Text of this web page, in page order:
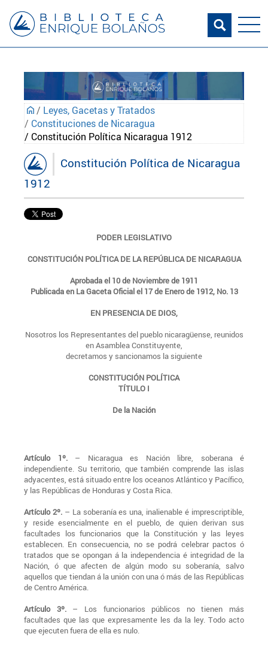
/ Leyes, Gacetas y Tratados
/ Constituciones de Nicaragua
/ Constitución Política Nicaragua 1912
Constitución Política de Nicaragua
1912
PODER LEGISLATIVO
CONSTITUCIÓN POLÍTICA DE LA REPÚBLICA DE NICARAGUA
Aprobada el 10 de Noviembre de 1911
Publicada en La Gaceta Oficial el 17 de Enero de 1912, No. 13
EN PRESENCIA DE DIOS,
Nosotros los Representantes del pueblo nicaragüense, reunidos
en Asamblea Constituyente,
decretamos y sancionamos la siguiente
CONSTITUCIÓN POLÍTICA
TÍTULO I
De la Nación
Artículo 1º.– Nicaragua es Nación libre, soberana é
independiente. Su territorio, que también comprende las islas
adyacentes, está situado entre los oceanos Atlántico y Pacífico,
y las Repúblicas de Honduras y Costa Rica.
Artículo 2º.– La soberanía es una, inalienable é imprescriptible,
y reside esencialmente en el pueblo, de quien derivan sus
facultades los funcionarios que la Constitución y las leyes
establecen. En consecuencia, no se podrá celebrar pactos ó
tratados que se opongan á la independencia é integridad de la
Nación, ó que afecten de algún modo su soberanía, salvo
aquellos que tiendan á la unión con una ó más de las Repúblicas
de Centro América.
Artículo 3º. – Los funcionarios públicos no tienen más
facultades que las que expresamente les da la ley. Todo acto
que ejecuten fuera de ella es nulo.